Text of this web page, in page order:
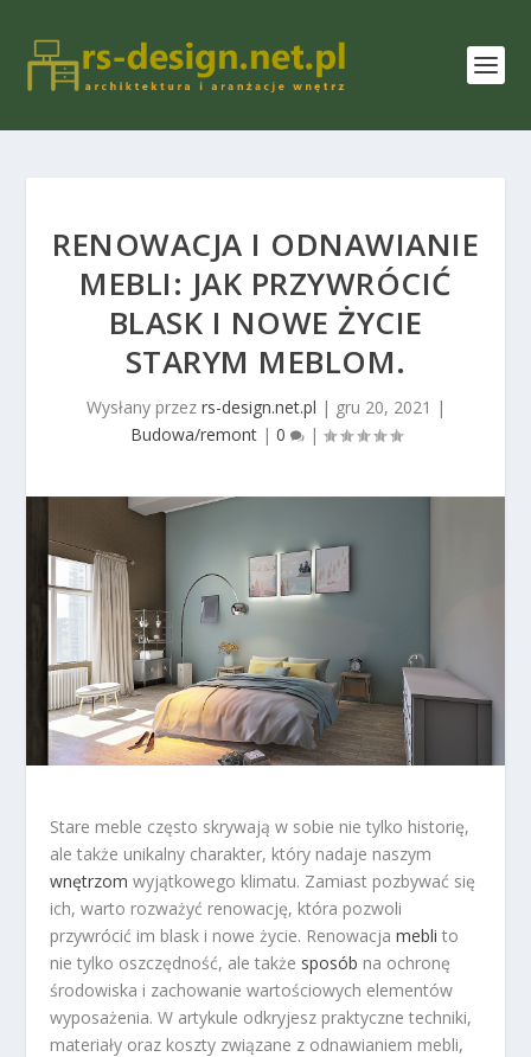
RENOWACJA I ODNAWIANIE
MEBLI: JAK PRZYWRÓCIĆ
BLASK I NOWE ŻYCIE
STARYM MEBLOM.
Wysłany przez rs-design.net.pl | gru 20, 2021 |
Budowa/remont| 0 |
Stare meble często skrywają w sobie nie tylko historię,
ale także unikalny charakter, który nadaje naszym
wnętrzom wyjątkowego klimatu. Zamiast pozbywać się
ich, warto rozważyć renowację, która pozwoli
przywrócić im blask i nowe życie. Renowacjamebli to
nie tylko oszczędność, ale także sposób na ochronę
środowiska i zachowanie wartościowych elementów
wyposażenia. W artykule odkryjesz praktyczne techniki,
materiały oraz koszty związane z odnawianiem mebli,